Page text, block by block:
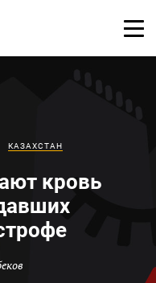
КАЗАХСТАН
кровь